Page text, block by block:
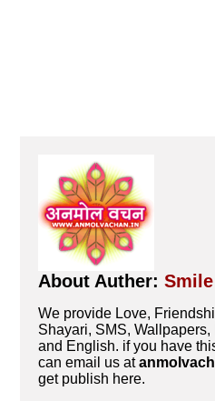
About Auther:
We provide Love,
Shayari, SMS,
and English. if you have
can email us at
get publish here.